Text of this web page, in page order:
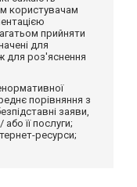
користувачам
прийняти
для
для роз'яснення
порівняння з
заяви,
її послуги;
ресурси;